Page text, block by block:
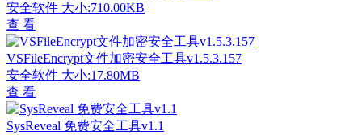
安全软件 大小:710.00KB
查 看
VSFileEncrypt文件加密安全工具v1.5.3.157
安全软件 大小:17.80MB
查 看
SysReveal 免费安全工具v1.1